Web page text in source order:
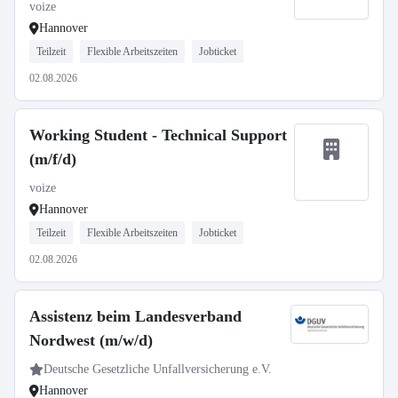
voize
Hannover
Teilzeit Flexible Arbeitszeiten Jobticket
02.08.2026
Working Student - Technical Support
(m/f/d)
voize
Hannover
Teilzeit Flexible Arbeitszeiten Jobticket
02.08.2026
Assistenz beim Landesverband
Nordwest (m/w/d)
Deutsche Gesetzliche Unfallversicherung e.V.
Hannover